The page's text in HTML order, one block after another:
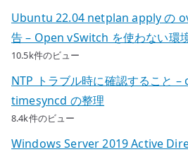
Ubuntu 22.04 netplan apply の
告 – Open vSwitch を使わない環
10.5k件のビュー
NTP トラブル時に確認すること –
timesyncd の整理
8.4k件のビュー
Windows Server 2019 Active